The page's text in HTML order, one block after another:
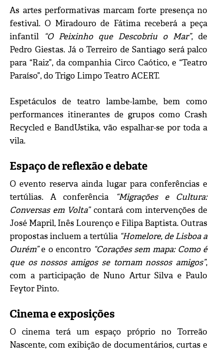
As artes performativas marcam forte presença no
festival. O Miradouro de Fátima receberá a peça
infantil
“O Peixinho que Descobriu o Mar”, de
Pedro Giestas. Já o Terreiro de Santiago será palco
para “Raiz”, da companhia Circo Caótico, e “Teatro
Paraíso”, do Trigo Limpo Teatro ACERT.
Espetáculos de teatro lambe-lambe, bem como
performances itinerantes de grupos como Crash
Recycled e BandUstika, vão espalhar-se por toda a
vila.
Espaço de reflexão e debate
O evento reserva ainda lugar para conferências e
tertúlias. A conferência
“Migrações e Cultura:
Conversas em Volta”contará com intervenções de
José Mapril, Inês Lourenço e Filipa Baptista. Outras
propostas incluem a tertúlia “Homelore, de Lisboa a
Ourém”e o encontro “Corações sem mapa: Como é
que os nossos amigos se tornam nossos amigos”,
com a participação de Nuno Artur Silva e Paulo
Feytor Pinto.
Cinema e exposições
O cinema terá um espaço próprio no Torreão
Nascente, com exibição de documentários, curtas e